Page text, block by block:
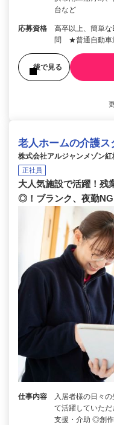
台など
応募資格
高卒以上、簡単
問 ★普通自動車
後で見る
老人ホームの介護ス
株式会社アルジャンメゾン紅
正社員
大人気施設で活躍！残
◎！ブランク、夜勤
仕事内容
入居者様の日々
て活躍していた
支援・介助 ◎創